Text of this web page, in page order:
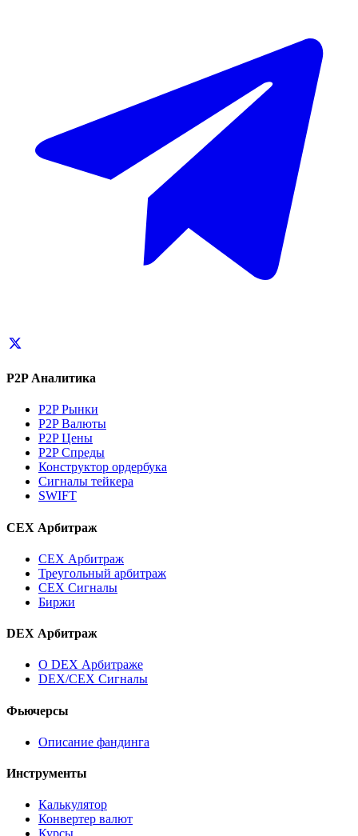
P2P Аналитика
P2P Рынки
P2P Валюты
P2P Цены
P2P Спреды
Конструктор ордербука
Сигналы тейкера
SWIFT
CEX Арбитраж
CEX Арбитраж
Треугольный арбитраж
CEX Сигналы
Биржи
DEX Арбитраж
О DEX Арбитраже
DEX/CEX Сигналы
Фьючерсы
Описание фандинга
Инструменты
Калькулятор
Конвертер валют